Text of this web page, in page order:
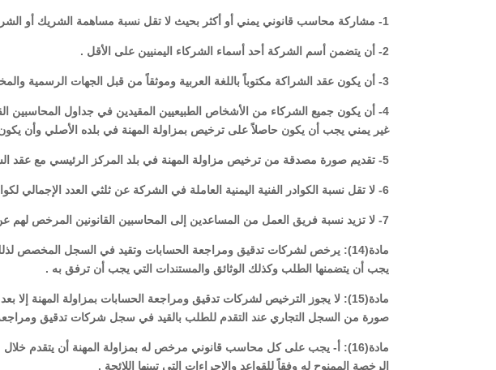
1- مشاركة محاسب قانوني يمني أو أكثر بحيث لا تقل نسبة مساهمة الشريك أو الشركاء اليمنيين عن(25%) من رأس المال .
2- أن يتضمن أسم الشركة أحد أسماء الشركاء اليمنيين على الأقل .
3- أن يكون عقد الشراكة مكتوباً باللغة العربية وموثقاً من قبل الجهات الرسمية والمختصة وبحضور الشركاء .
4- أن يكون جميع الشركاء من الأشخاص الطبيعيين المقيدين في جداول المحاسبين
غير يمني يجب أن يكون حاصلاً على ترخيص بمزاولة المهنة في بلده الأصلي وأن يكون
5- تقديم صورة مصدقة من ترخيص مزاولة المهنة في بلد المركز الرئيسي مع عقد الشركة ونظامها الأساسي .
6- لا تقل نسبة الكوادر الفنية اليمنية العاملة في الشركة عن ثلثي العدد الإجمالي لكوادر الفنية .
7- لا تزيد نسبة فريق العمل من المساعدين إلى المحاسبين القانونين المرخص لهم عن نسبة 1:4 أربعة إلى واحد.
مادة(14): يرخص لشركات تدقيق ومراجعة الحسابات وتقيد في السجل المخصص
يجب أن يتضمنها الطلب وكذلك الوثائق والمستندات التي يجب أن ترفق به .
مادة(15): لا يجوز الترخيص لشركات تدقيق ومراجعة الحسابات بمزاولة
صورة من السجل التجاري عند التقدم للطلب بالقيد في سجل شركات تدقيق
مادة(16): أ- يجب على كل محاسب قانوني مرخص له بمزاولة المهنة أن يتقدم
الرخصة الممنوح له وفقاً للقواعد والإجراءات التي تبينها اللائحة .